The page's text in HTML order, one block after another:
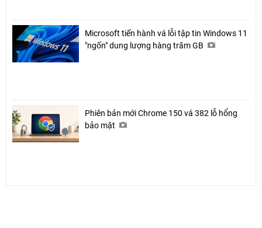
Microsoft tiến hành vá lỗi tập tin Windows 11
"ngốn" dung lượng hàng trăm GB
Phiên bản mới Chrome 150 vá 382 lỗ hổng
bảo mật